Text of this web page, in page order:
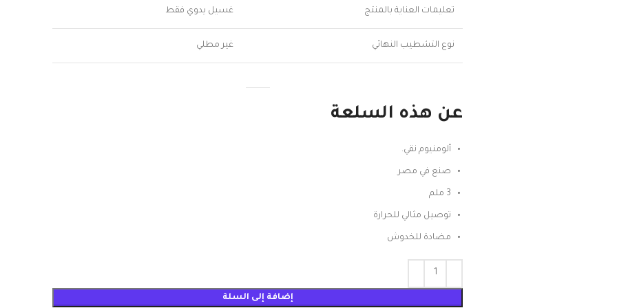
تعليمات العناية بالمنتج غسيل يدوي فقط
نوع التشطيب النهائي غير مطلي
عن هذه السلعة
ألومنيوم نقي.
صنع في مصر
3 ملم
توصيل مثالي للحرارة
مضادة للخدوش
إضافة إلى السلة